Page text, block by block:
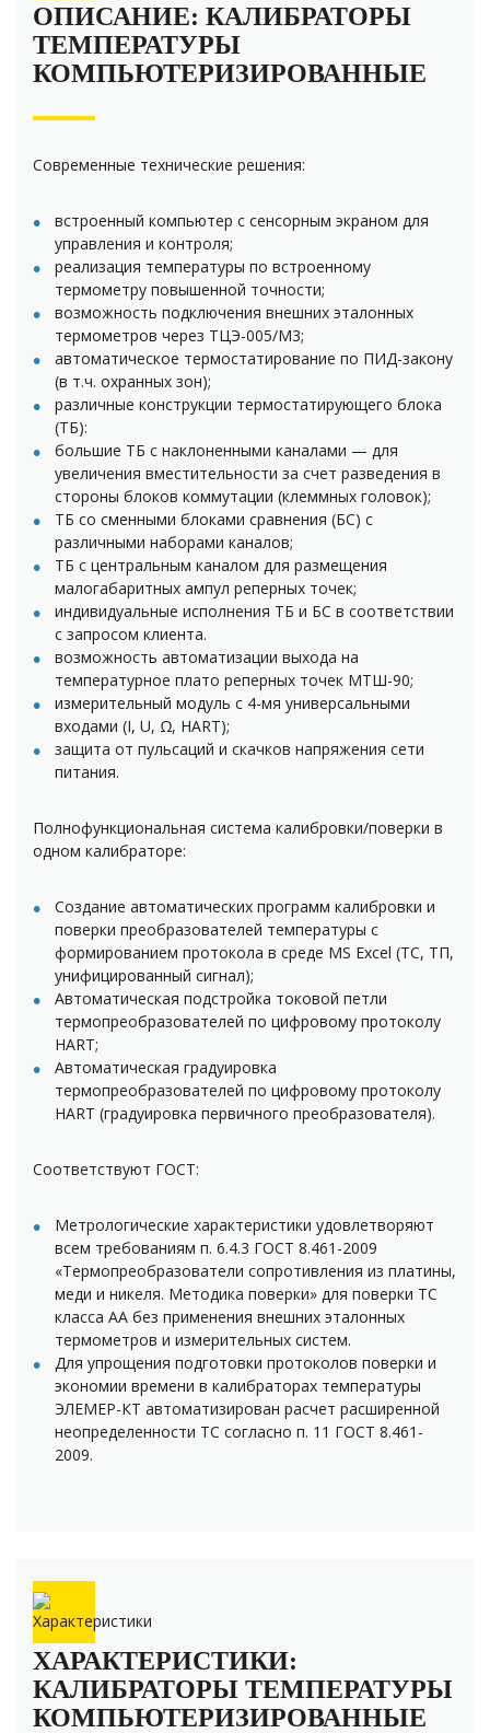
ОПИСАНИЕ: КАЛИБРАТОРЫ
ТЕМПЕРАТУРЫ
КОМПЬЮТЕРИЗИРОВАННЫЕ
Современные технические решения:
встроенный компьютер с сенсорным экраном для
управления и контроля;
реализация температуры по встроенному
термометру повышенной точности;
возможность подключения внешних эталонных
термометров через ТЦЭ-005/М3;
автоматическое термостатирование по ПИД-закону
(в т.ч. охранных зон);
различные конструкции термостатирующего блока
(ТБ):
большие ТБ с наклоненными каналами — для
увеличения вместительности за счет разведения в
стороны блоков коммутации (клеммных головок);
ТБ со сменными блоками сравнения (БС) с
различными наборами каналов;
ТБ с центральным каналом для размещения
малогабаритных ампул реперных точек;
индивидуальные исполнения ТБ и БС в соответствии
с запросом клиента.
возможность автоматизации выхода на
температурное плато реперных точек МТШ-90;
измерительный модуль с 4-мя универсальными
входами (I, U, Ω, HART);
защита от пульсаций и скачков напряжения сети
питания.
Полнофункциональная система калибровки/поверки в
одном калибраторе:
Создание автоматических программ калибровки и
поверки преобразователей температуры с
формированием протокола в среде MS Excel (ТС, ТП,
унифицированный сигнал);
Автоматическая подстройка токовой петли
термопреобразователей по цифровому протоколу
HART;
Автоматическая градуировка
термопреобразователей по цифровому протоколу
HART (градуировка первичного преобразователя).
Соответствуют ГОСТ:
Метрологические характеристики удовлетворяют
всем требованиям п. 6.4.3 ГОСТ 8.461-2009
«Термопреобразователи сопротивления из платины,
меди и никеля. Методика поверки» для поверки ТС
класса АА без применения внешних эталонных
термометров и измерительных систем.
Для упрощения подготовки протоколов поверки и
экономии времени в калибраторах температуры
ЭЛЕМЕР-КТ автоматизирован расчет расширенной
неопределенности ТС согласно п. 11 ГОСТ 8.461-
2009.
ХАРАКТЕРИСТИКИ:
КАЛИБРАТОРЫ ТЕМПЕРАТУРЫ
КОМПЬЮТЕРИЗИРОВАННЫЕ